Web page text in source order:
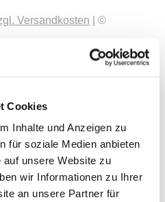
Cookies
Inhalte und Anzeigen zu
für soziale Medien anbieten
unsere Website zu
wir Informationen zu Ihrer
an unsere Partner für
Versandkosten | ©
bis 100MHz
bis 500MHz
bis 1GHz und mehr
Mixed-Signal